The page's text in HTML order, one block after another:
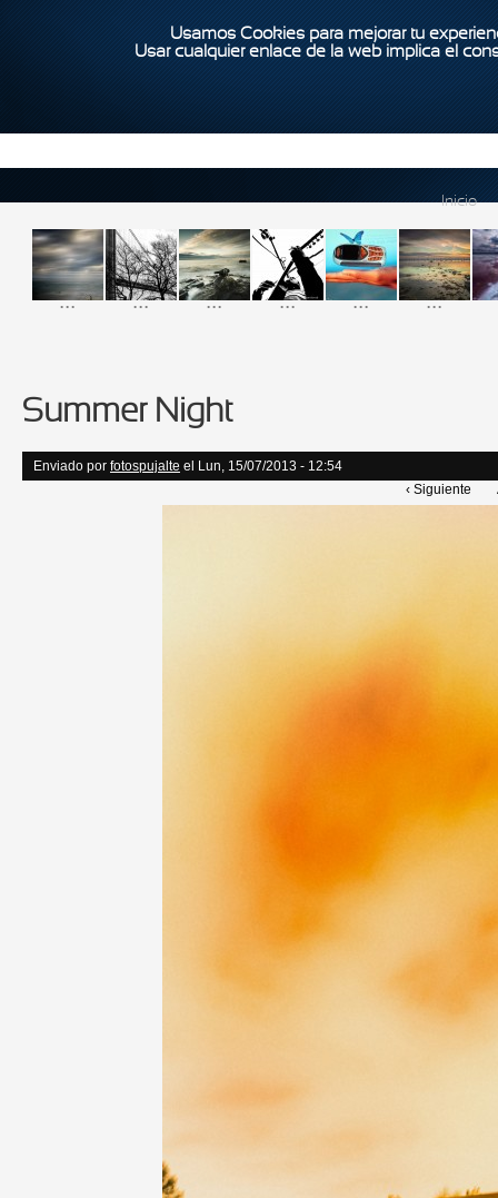
Usamos Cookies para mejorar tu
Usar cualquier enlace de la web implica el
Inicio
... ... ... ... ... ...
Summer Night
Enviado por fotospujalte el Lun, 15/07/2013 - 12:54
‹ Siguiente